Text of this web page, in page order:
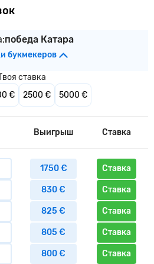
победа Катара
букмекеров
ставка
€ 2500 € 5000 €
Выигрыш Ставка
1750 € Ставка
830 € Ставка
825 € Ставка
805 € Ставка
800 € Ставка